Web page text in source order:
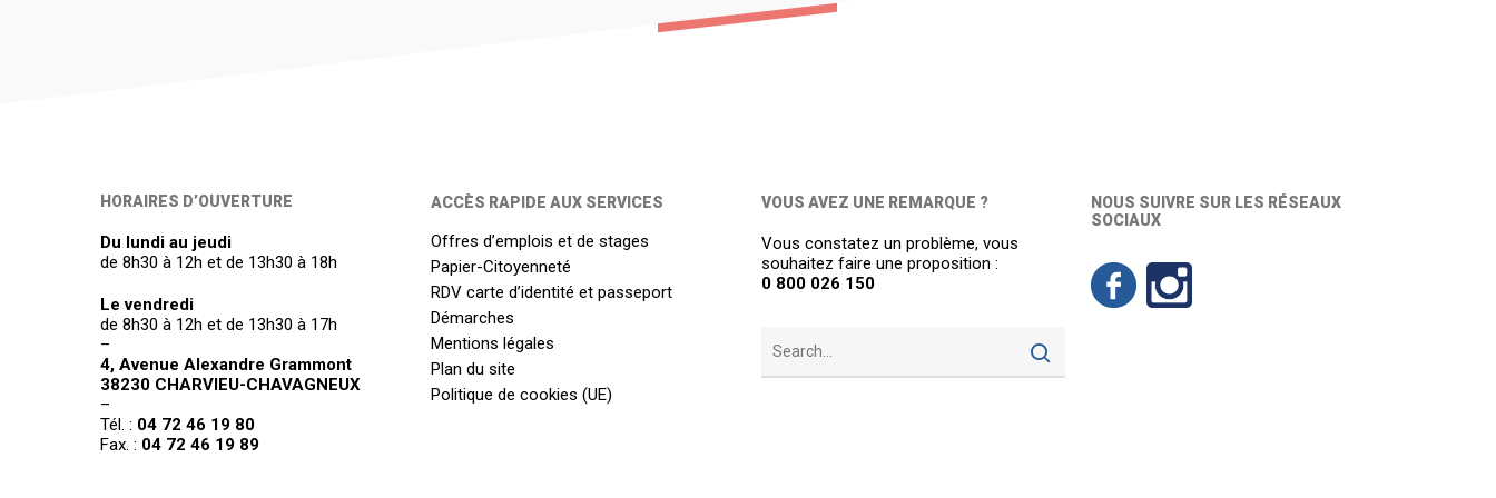
HORAIRES D’OUVERTURE
Du lundi au jeudi
de 8h30 à 12h et de 13h30 à 18h
Le vendredi
de 8h30 à 12h et de 13h30 à 17h
–
4, Avenue Alexandre Grammont
38230 CHARVIEU-CHAVAGNEUX
–
Tél. : 04 72 46 19 80
Fax. : 04 72 46 19 89
ACCÈS RAPIDE AUX SERVICES
Offres d’emplois et de stages
Papier-Citoyenneté
RDV carte d’identité et passeport
Démarches
Mentions légales
Plan du site
Politique de cookies (UE)
VOUS AVEZ UNE REMARQUE ?
Vous constatez un problème, vous
souhaitez faire une proposition :
0 800 026 150
NOUS SUIVRE SUR LES RÉSEAUX
SOCIAUX